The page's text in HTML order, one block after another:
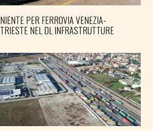
NIENTE PER FERROVIA VENEZIA-
TRIESTE NEL DL INFRASTRUTTURE